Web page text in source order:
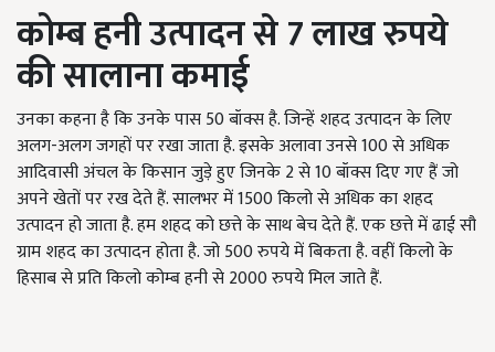
कोम्ब हनी उत्पादन से 7 लाख रुपये
की सालाना कमाई
उनका कहना है कि उनके पास 50 बॉक्स है. जिन्हें शहद उत्पादन के लिए
अलग-अलग जगहों पर रखा जाता है. इसके अलावा उनसे 100 से अधिक
आदिवासी अंचल के किसान जुड़े हुए जिनके 2 से 10 बॉक्स दिए गए हैं जो
अपने खेतों पर रख देते हैं. सालभर में 1500 किलो से अधिक का शहद
उत्पादन हो जाता है. हम शहद को छत्ते के साथ बेच देते हैं. एक छत्ते में ढाई सौ
ग्राम शहद का उत्पादन होता है. जो 500 रुपये में बिकता है. वहीं किलो के
हिसाब से प्रति किलो कोम्ब हनी से 2000 रुपये मिल जाते हैं.